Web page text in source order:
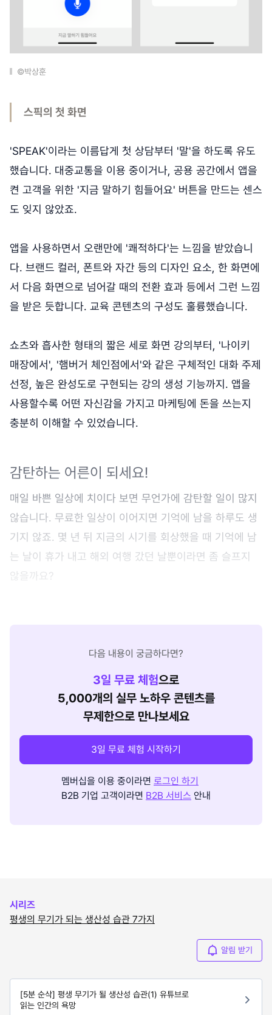
©박상훈
스픽의 첫 화면
'SPEAK'이라는 이름답게 첫 상담부터 '말'을 하도록 유도
했습니다. 대중교통을 이용 중이거나, 공용 공간에서 앱을
켠 고객을 위한 '지금 말하기 힘들어요' 버튼을 만드는 센스
도 잊지 않았죠.
앱을 사용하면서 오랜만에 '쾌적하다'는 느낌을 받았습니
다. 브랜드 컬러, 폰트와 자간 등의 디자인 요소, 한 화면에
서 다음 화면으로 넘어갈 때의 전환 효과 등에서 그런 느낌
을 받은 듯합니다. 교육 콘텐츠의 구성도 훌륭했습니다.
쇼츠와 흡사한 형태의 짧은 세로 화면 강의부터, '나이키
매장에서', '햄버거 체인점에서'와 같은 구체적인 대화 주제
선정, 높은 완성도로 구현되는 강의 생성 기능까지. 앱을
사용할수록 어떤 자신감을 가지고 마케팅에 돈을 쓰는지
충분히 이해할 수 있었습니다.
감탄하는 어른이 되세요!
매일 바쁜 일상에 치이다 보면 무언가에 감탄할 일이 많지
않습니다. 무료한 일상이 이어지면 기억에 남을 하루도 생
기지 않죠. 몇 년 뒤 지금의 시기를 회상했을 때 기억에 남
는 날이 휴가 내고 해외 여행 갔던 날뿐이라면 좀 슬프지
않을까요?
다음 내용이 궁금하다면?
3일 무료 체험으로
5,000개의 실무 노하우 콘텐츠를
무제한으로 만나보세요
3일 무료 체험 시작하기
멤버십을 이용 중이라면 로그인 하기
B2B 기업 고객이라면 B2B 서비스 안내
시리즈
평생의 무기가 되는 생산성 습관 7가지
알림 받기
[5분 순삭] 평생 무기가 될 생산성 습관(1) 유튜브로
읽는 인간의 욕망